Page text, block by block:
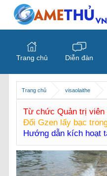
Trang chủ visaolaithe
Từ chức Quản trị viên
Đổi Gzen lấy bạc
Hướng dẫn kích hoạt
Trang chủ Diễn đàn